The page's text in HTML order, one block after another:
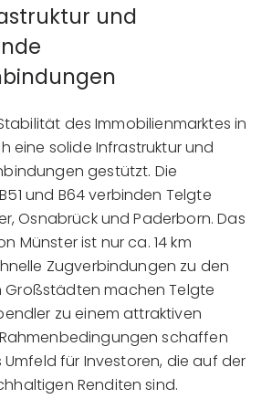
und
des Immobilienmarktes in
eine solide Infrastruktur und
gestützt. Die
und B64 verbinden Telgte
Osnabrück und Paderborn. Das
Münster ist nur ca. 14 km
Zugverbindungen zu den
machen Telgte
zu einem attraktiven
schaffen
Umfeld für Investoren, die auf der
Renditen sind.